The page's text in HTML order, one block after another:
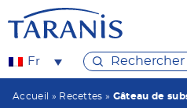
Fr
Accueil » Recettes » Gâteau de